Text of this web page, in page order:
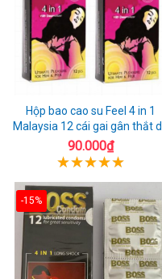
Hộp bao cao su Feel 4 in 1
Malaysia 12 cái gai gân thắt dễ
sử dụng
90.000₫
-15%